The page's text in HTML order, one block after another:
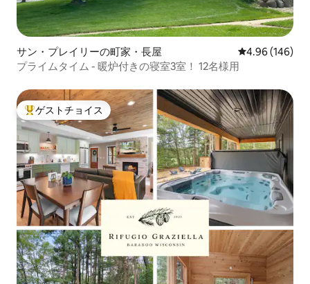
サン・プレイリーの町家・長屋 レビュー146
4.96 (146)
プライムタイム - 暖炉付きの寝室3室！ 12名様用
大好評のゲストチョイスです。
ゲストチョイス